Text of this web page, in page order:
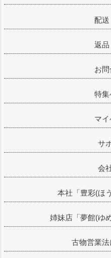
配送
返品
お
特集
マ
サ
会
本社「豊彩(ほ
姉妹店「夢館(ゆ
古物営業